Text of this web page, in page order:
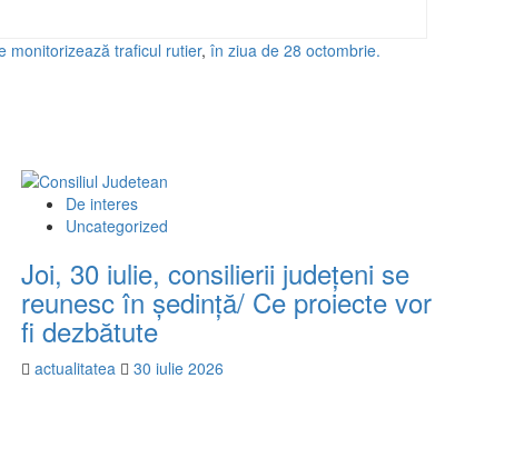
monitorizează traficul rutier, în ziua de 28 octombrie.
De interes
Uncategorized
Joi, 30 iulie, consilierii județeni se
reunesc în ședință/ Ce proiecte vor
fi dezbătute
actualitatea 30 iulie 2026